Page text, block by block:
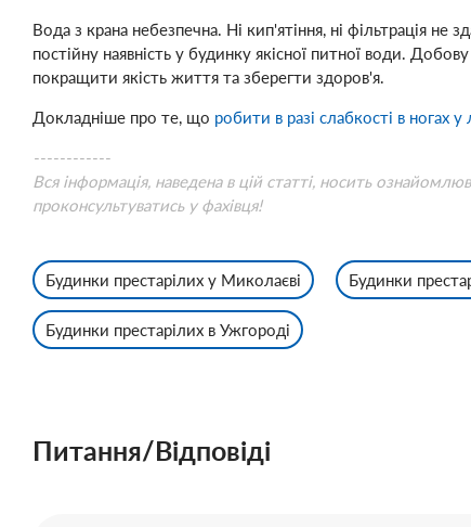
Вода з крана небезпечна. Ні кип'ятіння, ні фільтрація
постійну наявність у будинку якісної питної води.
покращити якість життя та зберегти здоров'я.
Докладніше про те, що робити в разі слабкості в ногах у
------------
Вся інформація, наведена в цій статті, носить
проконсультуватись у фахівця!
Будинки престарілих у Миколаєві Будинки
Будинки престарілих в Ужгороді
Питання/Відповіді